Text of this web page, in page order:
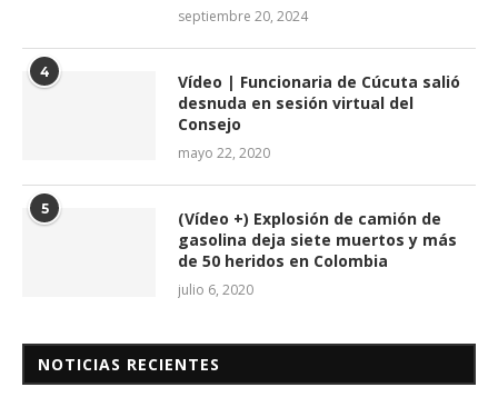
septiembre 20, 2024
4
Vídeo | Funcionaria de Cúcuta salió
desnuda en sesión virtual del
Consejo
mayo 22, 2020
5
(Vídeo +) Explosión de camión de
gasolina deja siete muertos y más
de 50 heridos en Colombia
julio 6, 2020
NOTICIAS RECIENTES